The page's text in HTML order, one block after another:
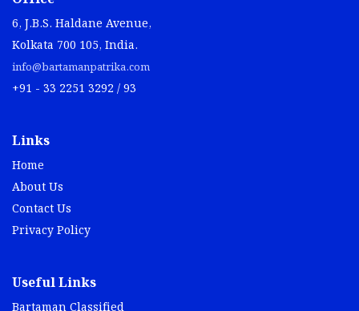
6, J.B.S. Haldane Avenue,
Kolkata 700 105, India.
info@bartamanpatrika.com
+91 - 33 2251 3292 / 93
Links
Home
About Us
Contact Us
Privacy Policy
Useful Links